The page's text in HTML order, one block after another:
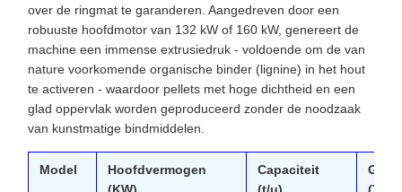
over de ringmat te garanderen. Aangedreven door een
robuuste hoofdmotor van 132 kW of 160 kW, genereert de
machine een immense extrusiedruk - voldoende om de van
nature voorkomende organische binder (lignine) in het hout
te activeren - waardoor pellets met hoge dichtheid en een
glad oppervlak worden geproduceerd zonder de noodzaak
van kunstmatige bindmiddelen.
Model
Hoofdvermogen
Capaciteit